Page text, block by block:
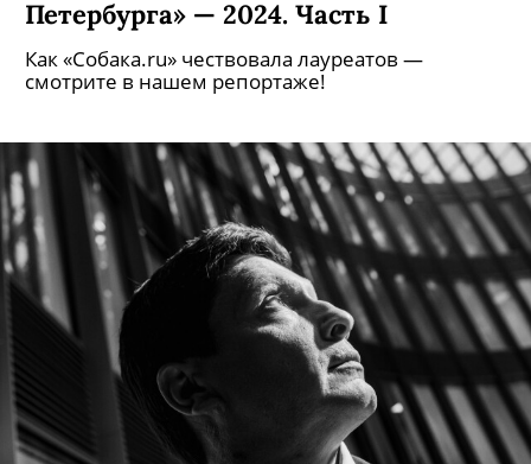
Петербурга» — 2024. Часть I
Как «Собака.ru» чествовала лауреатов —
смотрите в нашем репортаже!